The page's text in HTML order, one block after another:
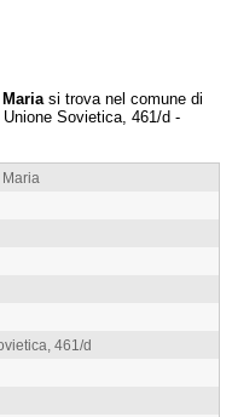
si trova nel comune di
Unione Sovietica, 461/d -
461/d